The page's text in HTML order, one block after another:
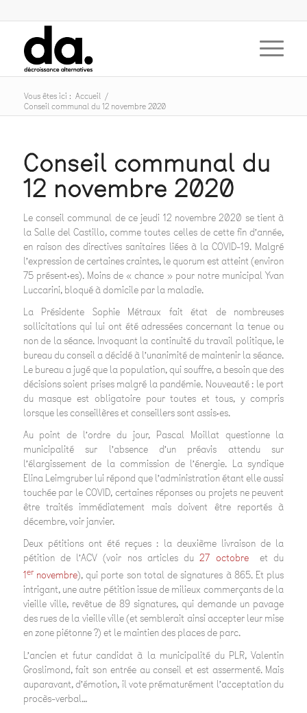
Vous êtes ici : Accueil /
Conseil communal du 12 novembre 2020
Conseil communal du
12 novembre 2020
Le conseil communal de ce jeudi 12 novembre 2020 se tient à
la Salle del Castillo, comme toutes celles de cette fin d’année,
en raison des directives sanitaires liées à la COVID-19. Malgré
l’expression de certaines craintes, le quorum est atteint (environ
75 présent·es). Moins de « chance » pour notre municipal Yvan
Luccarini, bloqué à domicile par la maladie.
La Présidente Sophie Métraux fait état de nombreuses
sollicitations qui lui ont été adressées concernant la tenue ou
non de la séance. Invoquant la continuité du travail politique, le
bureau du conseil a décidé à l’unanimité de maintenir la séance.
Le bureau a jugé que la population, qui souffre, a besoin que des
décisions soient prises malgré la pandémie. Nouveauté : le port
du masque est obligatoire pour toutes et tous, y compris
lorsque les conseillères et conseillers sont assis·es.
Au point de l’ordre du jour, Pascal Moillat questionne la
municipalité sur l’absence d’un préavis attendu sur
l’élargissement de la commission de l’énergie. La syndique
Elina Leimgruber lui répond que l’administration étant elle aussi
touchée par le COVID, certaines réponses ou projets ne peuvent
être traités immédiatement mais doivent être reportés à
décembre, voir janvier.
Deux pétitions ont été reçues : la deuxième livraison de la
pétition de l’ACV (voir nos articles du 27 octobreet du
1er novembre), qui porte son total de signatures à 865. Et plus
intrigant, une autre pétition issue de milieux commerçants de la
vieille ville, revêtue de 89 signatures, qui demande un pavage
des rues de la vieille ville (et semblerait ainsi accepter leur mise
en zone piétonne ?) et le maintien des places de parc.
L’ancien et futur candidat à la municipalité du PLR, Valentin
Groslimond, fait son entrée au conseil et est assermenté. Mais
auparavant, d’émotion, il vote prématurément l’acceptation du
procès-verbal…